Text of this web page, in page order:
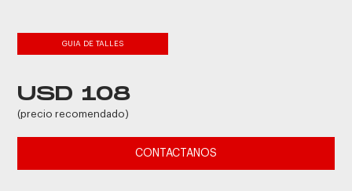
GUIA DE TALLES
USD 108
(precio recomendado)
CONTACTANOS